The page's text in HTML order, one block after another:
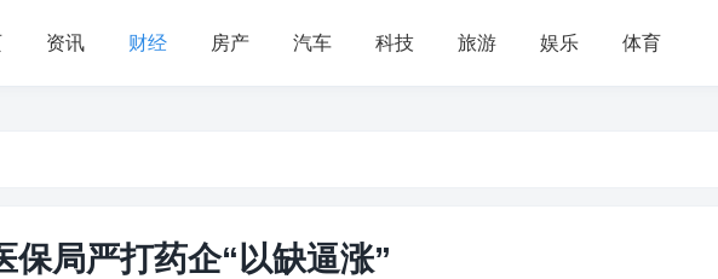
资讯 财经 房产 汽车 科技 旅游 娱乐 体育
保局严打药企“以缺逼涨”